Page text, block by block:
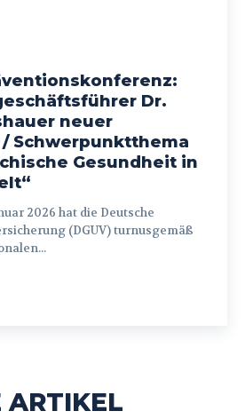
Dr.
neuer
Schwerpunktthema
Gesundheit in
(DGUV) turnusgemäß
ARTIKEL